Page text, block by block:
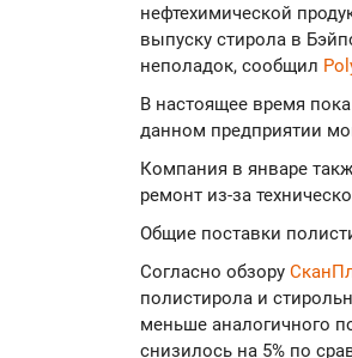
нефтехимической
выпуску стирола в
неполадок, сообщил
В настоящее время
данном предприятии
Компания в январе
ремонт из-за
Общие поставки
Согласно обзору
полистирола и
меньше аналогичного
снизилось на 5% по